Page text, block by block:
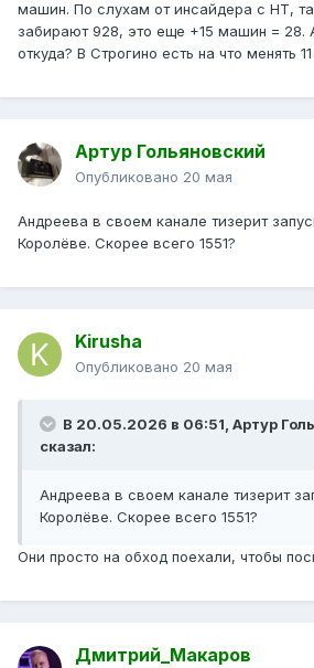
машин. По слухам от инсайдера с НТ,
забирают 928, это еще +15 машин = 28.
откуда? В Строгино есть на что менять
Артур Гольяновский
Опубликовано 20 мая
Андреева в своем канале тизерит
Королёве. Скорее всего 1551?
Kirusha
Опубликовано 20 мая
В 20.05.2026 в 06:51, Артур
сказал:
Андреева в своем канале тизерит
Королёве. Скорее всего 1551?
Они просто на обход поехали, чтобы
Дмитрий_Макаров